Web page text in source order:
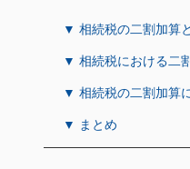
▼ 相続税の二割加算
▼ 相続税における二
▼ 相続税の二割加算
▼ まとめ